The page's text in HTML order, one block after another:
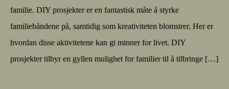
familie. DIY prosjekter er en fantastisk måte å styrke
familiebåndene på, samtidig som kreativiteten blomstrer. Her er
hvordan disse aktivitetene kan gi minner for livet. DIY
prosjekter tilbyr en gyllen mulighet for familier til å tilbringe […]